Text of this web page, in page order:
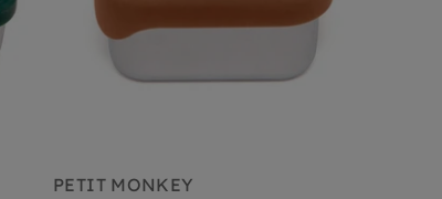
PETIT MONKEY